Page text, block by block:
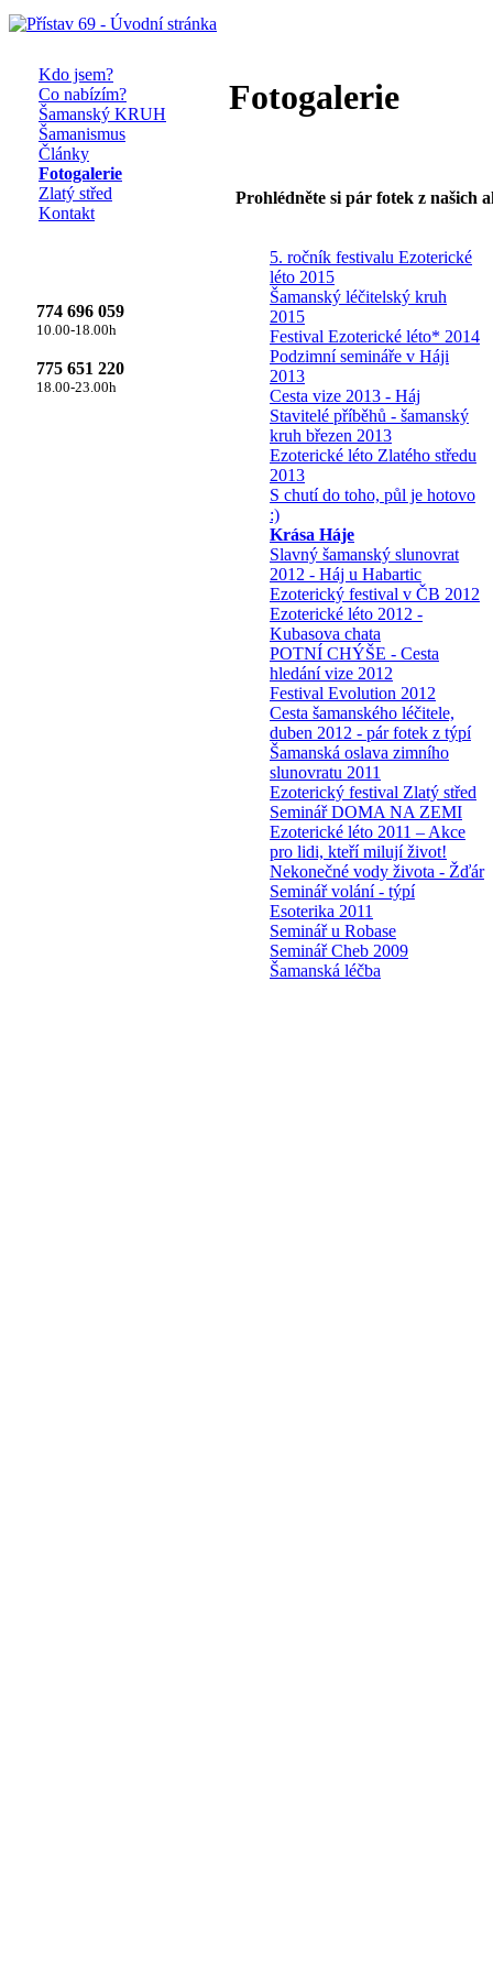
Kdo jsem?
Co nabízím?
Šamanský KRUH
Šamanismus
Články
Fotogalerie
Zlatý střed
Kontakt
774 696 059
10.00-18.00h
775 651 220
18.00-23.00h
Fotogalerie
Prohlédněte si pár fotek z našich
5. ročník festivalu Ezoterické
léto 2015
Šamanský léčitelský kruh
2015
Festival Ezoterické léto* 2014
Podzimní semináře v Háji
2013
Cesta vize 2013 - Háj
Stavitelé příběhů - šamanský
kruh březen 2013
Ezoterické léto Zlatého středu
2013
S chutí do toho, půl je hotovo
:)
Krása Háje
Slavný šamanský slunovrat
2012 - Háj u Habartic
Ezoterický festival v ČB 2012
Ezoterické léto 2012 -
Kubasova chata
POTNÍ CHÝŠE - Cesta
hledání vize 2012
Festival Evolution 2012
Cesta šamanského léčitele,
duben 2012 - pár fotek z týpí
Šamanská oslava zimního
slunovratu 2011
Ezoterický festival Zlatý střed
Seminář DOMA NA ZEMI
Ezoterické léto 2011 – Akce
pro lidi, kteří milují život!
Nekonečné vody života - Žďár
Seminář volání - týpí
Esoterika 2011
Seminář u Robase
Seminář Cheb 2009
Šamanská léčba